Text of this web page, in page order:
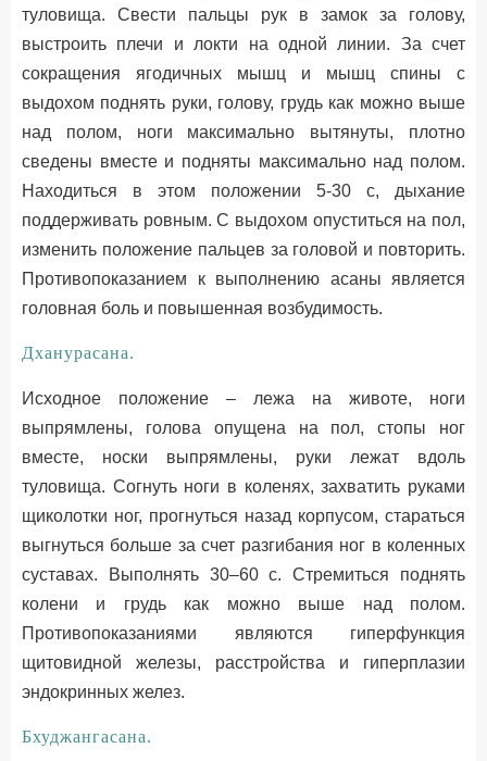
туловища. Свести пальцы рук в замок за голову,
выстроить плечи и локти на одной линии. За счет
сокращения ягодичных мышц и мышц спины с
выдохом поднять руки, голову, грудь как можно выше
над полом, ноги максимально вытянуты, плотно
сведены вместе и подняты максимально над полом.
Находиться в этом положении 5-30 с, дыхание
поддерживать ровным. С выдохом опуститься на пол,
изменить положение пальцев за головой и повторить.
Противопоказанием к выполнению асаны является
головная боль и повышенная возбудимость.
Дханурасана.
Исходное положение – лежа на животе, ноги
выпрямлены, голова опущена на пол, стопы ног
вместе, носки выпрямлены, руки лежат вдоль
туловища. Согнуть ноги в коленях, захватить руками
щиколотки ног, прогнуться назад корпусом, стараться
выгнуться больше за счет разгибания ног в коленных
суставах. Выполнять 30–60 с. Стремиться поднять
колени и грудь как можно выше над полом.
Противопоказаниями являются гиперфункция
щитовидной железы, расстройства и гиперплазии
эндокринных желез.
Бхуджангасана.